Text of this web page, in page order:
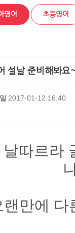
영어 초등영어
설날 준비해봐
2017-01-12 16:40
날따르라
랜만에